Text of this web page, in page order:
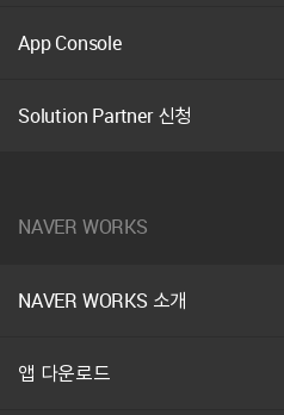
App Console
Solution Partner 신청
NAVER WORKS
NAVER WORKS 소개
앱 다운로드